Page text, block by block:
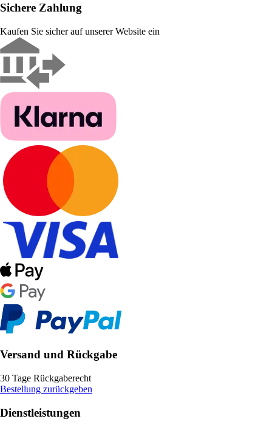
Sichere Zahlung
Kaufen Sie sicher auf unserer Website ein
Versand und Rückgabe
30 Tage Rückgaberecht
Bestellung zurückgeben
Dienstleistungen